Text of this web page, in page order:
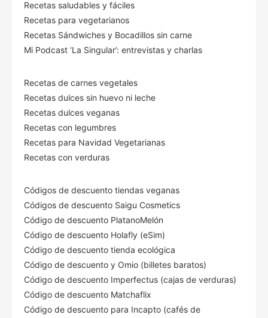
Recetas saludables y fáciles
Recetas para vegetarianos
Recetas Sándwiches y Bocadillos sin carne
Mi Podcast ‘La Singular’: entrevistas y charlas
Recetas de carnes vegetales
Recetas dulces sin huevo ni leche
Recetas dulces veganas
Recetas con legumbres
Recetas para Navidad Vegetarianas
Recetas con verduras
Códigos de descuento tiendas veganas
Códigos de descuento Saigu Cosmetics
Código de descuento PlatanoMelón
Código de descuento Holafly (eSim)
Código de descuento tienda ecológica
Código de descuento y Omio (billetes baratos)
Código de descuento Imperfectus (cajas de verduras)
Código de descuento Matchaflix
Código de descuento para Incapto (cafés de